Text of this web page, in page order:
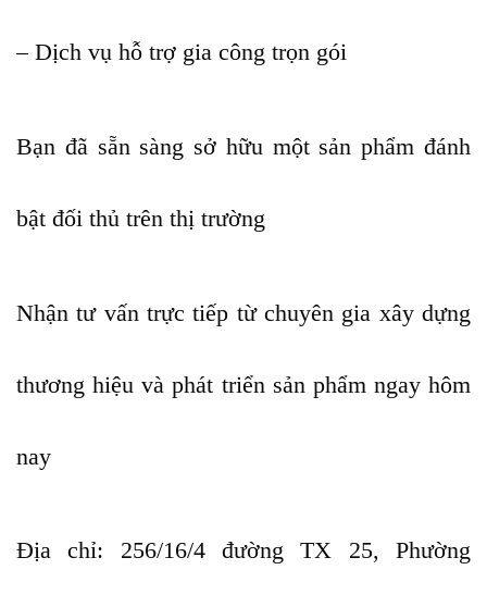
– Dịch vụ hỗ trợ gia công trọn gói
Bạn đã sẵn sàng sở hữu một sản phẩm đánh
bật đối thủ trên thị trường
Nhận tư vấn trực tiếp từ chuyên gia xây dựng
thương hiệu và phát triển sản phẩm ngay hôm
nay
Địa chỉ: 256/16/4 đường TX 25, Phường